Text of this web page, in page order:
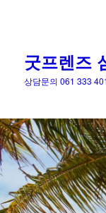
굿프렌즈
상담문의 061 333